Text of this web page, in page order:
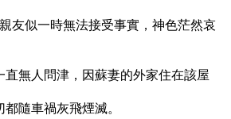
友似一時無法接受事實，神色茫然哀
無人問津，因蘇妻的外家住在該屋
隨車禍灰飛煙滅。